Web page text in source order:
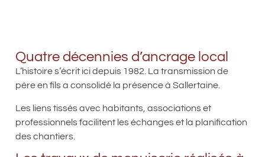
Quatre décennies d’ancrage local
L’histoire s’écrit ici depuis 1982. La transmission de
père en fils a consolidé la présence à Sallertaine.
Les liens tissés avec habitants, associations et
professionnels facilitent les échanges et la planification
des chantiers.